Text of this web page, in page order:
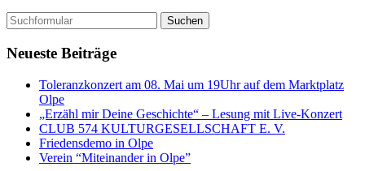
Neueste Beiträge
Toleranzkonzert am 08. Mai um 19Uhr auf dem Marktplatz
Olpe
„Erzähl mir Deine Geschichte“ – Lesung mit Live-Konzert
CLUB 574 KULTURGESELLSCHAFT E. V.
Friedensdemo in Olpe
Verein “Miteinander in Olpe”